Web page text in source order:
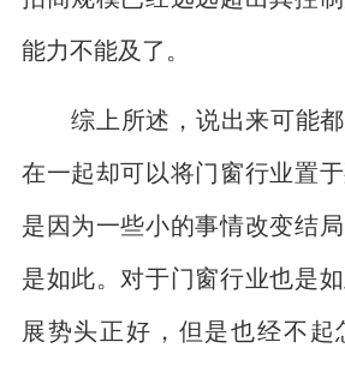
能力不能及了。
综上所述，说出来可能都
在一起却可以将门窗行业置
是因为一些小的事情改变结
是如此。对于门窗行业也是
展势头正好，但是也经不起